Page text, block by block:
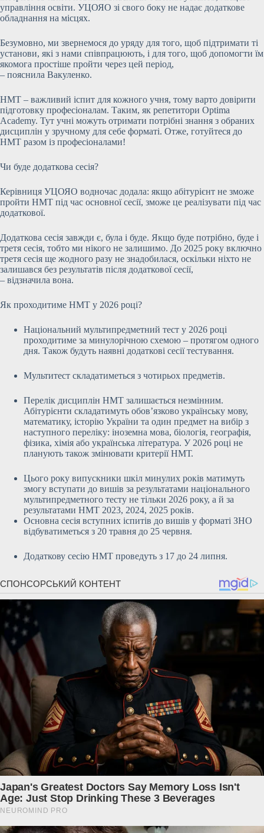
управління освіти. УЦОЯО зі свого боку не надає додаткове
обладнання на місцях.
Безумовно, ми звернемося до уряду для того, щоб підтримати ті
установи, які з нами співпрацюють, і для того, щоб допомогти їм
якомога простіше пройти через цей період,
– пояснила Вакуленко.
НМТ – важливий іспит для кожного учня, тому варто довірити
підготовку професіоналам. Таким, як репетитори Optima
Academy. Тут учні можуть отримати потрібні знання з обраних
дисциплін у зручному для себе форматі. Отже, готуйтеся до
НМТ разом із професіоналами!
Чи буде додаткова сесія?
Керівниця УЦОЯО водночас додала: якщо абітурієнт не зможе
пройти НМТ під час основної сесії, зможе це реалізувати під час
додаткової.
Додаткова сесія завжди є, була і буде. Якщо буде потрібно, буде і
третя сесія, тобто ми нікого не залишимо. До 2025 року включно
третя сесія ще жодного разу не знадобилася, оскільки ніхто не
залишався без результатів після додаткової сесії,
– відзначила вона.
Як проходитиме НМТ у 2026 році?
Національний мультипредметний тест у 2026 році
проходитиме за минулорічною схемою – протягом одного
дня. Також будуть наявні додаткові сесії тестування.
Мультитест складатиметься з чотирьох предметів.
Перелік дисциплін НМТ залишається незмінним.
Абітурієнти складатимуть обов’язково українську мову,
математику, історію України та один предмет на вибір з
наступного переліку: іноземна мова, біологія, географія,
фізика, хімія або українська література. У 2026 році не
планують також змінювати критерії НМТ.
Цього року випускники шкіл минулих років матимуть
змогу вступати до вишів за результатами національного
мультипредметного тесту не тільки 2026 року, а й за
результатами НМТ 2023, 2024, 2025 років.
Основна сесія вступних іспитів до вишів у форматі ЗНО
відбуватиметься з 20 травня до 25 червня.
Додаткову сесію НМТ проведуть з 17 до 24 липня.